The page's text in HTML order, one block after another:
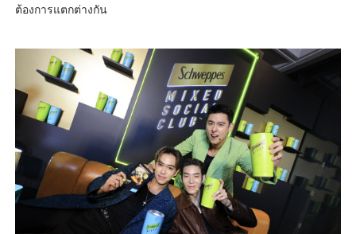
ต้องการแตกต่างกัน